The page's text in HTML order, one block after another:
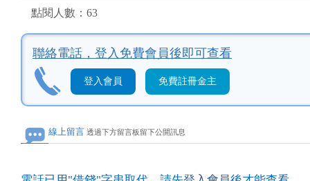
點閱人數：63
聯絡電話， 登入免費會員後即可查看
登入會員 免費註冊金主
線上留言 透過下方留言板留下公開訊息